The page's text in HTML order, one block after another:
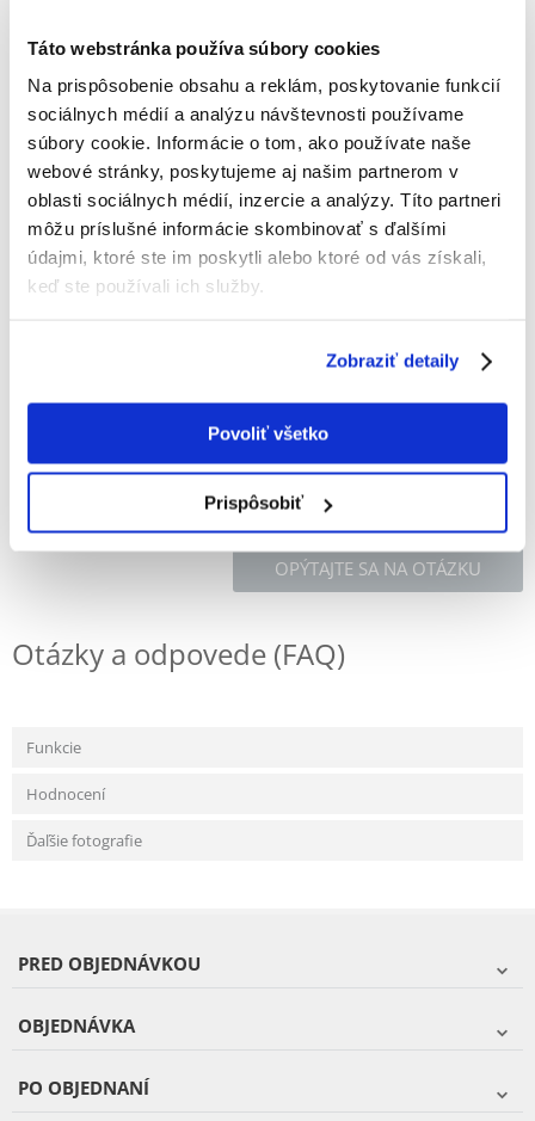
Táto webstránka používa súbory cookies
Na prispôsobenie obsahu a reklám, poskytovanie funkcií
sociálnych médií a analýzu návštevnosti používame
súbory cookie. Informácie o tom, ako používate naše
webové stránky, poskytujeme aj našim partnerom v
oblasti sociálnych médií, inzercie a analýzy. Títo partneri
môžu príslušné informácie skombinovať s ďalšími
údajmi, ktoré ste im poskytli alebo ktoré od vás získali,
keď ste používali ich služby.
Zobraziť detaily
Povoliť všetko
Prispôsobiť
GIMBORN Gimpet pasta cheese 100 g tubka dla
kota
Výrobca:GIMCAT KÓD:3186
Napísať recenziu
€4.52 (45.20 € / kg)
ODOSIELAME DO 48HODÍN
OPÝTAJTE SA NA OTÁZKU
Otázky a odpovede (FAQ)
Funkcie
Hodnocení
Ďaľšie fotografie
PRED OBJEDNÁVKOU
OBJEDNÁVKA
PO OBJEDNANÍ